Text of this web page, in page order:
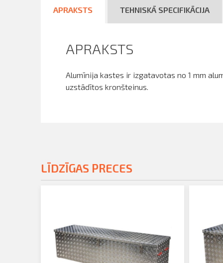
APRAKSTS TEHNISKĀ SPECIFIKĀCIJA
APRAKSTS
Alumīnija kastes ir izgatavotas no 1 mm
uzstādītos kronšteinus.
LĪDZĪGAS PRECES